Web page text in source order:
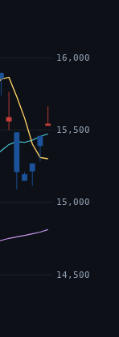
14,500
15,000
15,500
16,000